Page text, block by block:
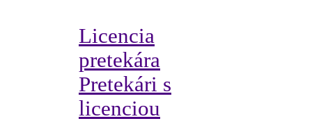
Licencia
pretekára
Pretekári s
licenciou